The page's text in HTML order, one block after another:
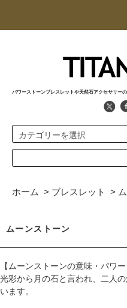
パワーストーンブレスレットや天然石アクセサリー
ホーム > ブレスレット >
ムーンストーン
【ムーンストーンの意味・パワ
光彩から月の石と言われ、二人
います。